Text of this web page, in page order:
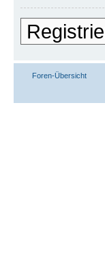
Foren-Übersicht